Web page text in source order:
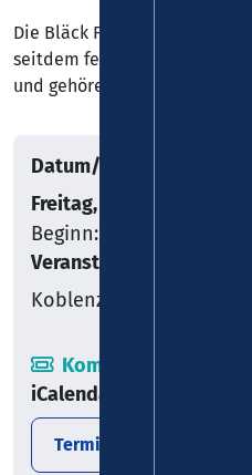
Die Bläck Fööss wurden am
seitdem fester Bestandteil
und gehören zu Köln wie der
Datum/Uhrzeit
Freitag, 18.09.2026
Beginn: 20:00
Veranstaltungsort
Koblenz
Kombiticket
iCalendar
Termin exportieren